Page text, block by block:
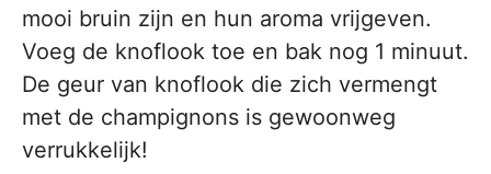
mooi bruin zijn en hun aroma vrijgeven.
Voeg de knoflook toe en bak nog 1 minuut.
De geur van knoflook die zich vermengt
met de champignons is gewoonweg
verrukkelijk!